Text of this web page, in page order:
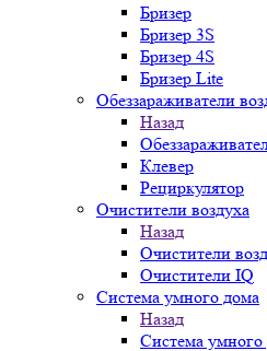
Бризер
Бризер 3S
Бризер 4S
Бризер Lite
Обеззараживатели
Назад
Клевер
Рециркулятор
Очистители воздуха
Назад
Очистители
Очистители IQ
Система умного дома
Назад
Система умного